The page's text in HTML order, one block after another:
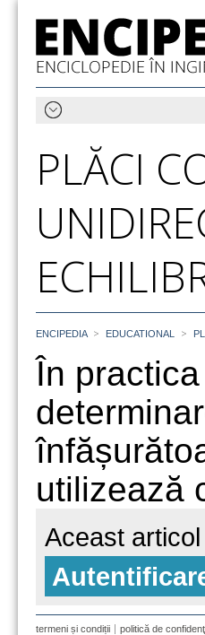
PLĂCI
ENCIPEDIA > EDUCATIONAL >
În
utilizează
Aceast
termeni și condiții politică de